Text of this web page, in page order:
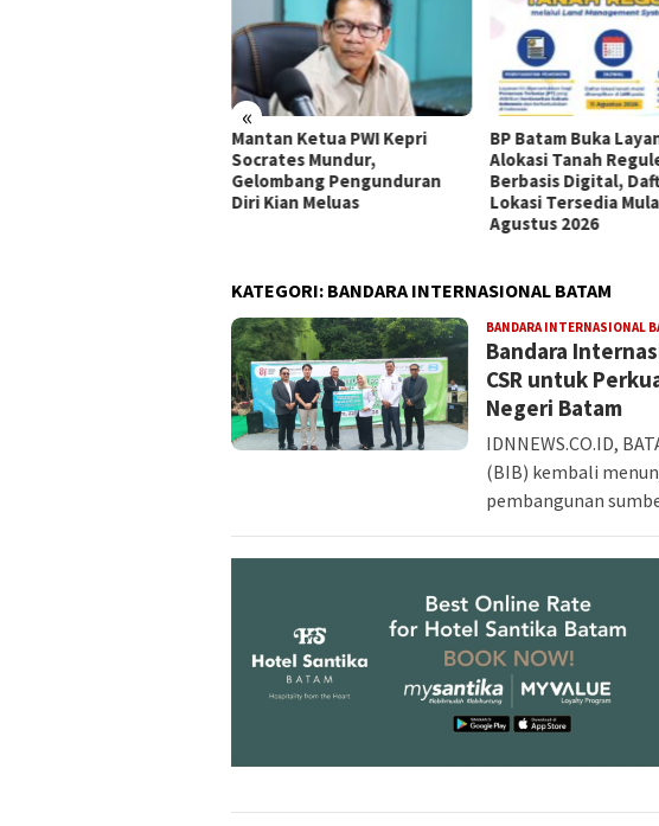
«
Mantan Ketua PWI Kepri
Socrates Mundur,
Gelombang Pengunduran
Diri Kian Meluas
BP Batam Buka
Alokasi Tanah
Berbasis Digital,
Lokasi Tersedia
Agustus 2026
KATEGORI: BANDARA INTERNASIONAL BATAM
BANDARA INTERNASIONAL
Bandara
CSR untuk
Negeri Batam
IDNNEWS.CO.ID,
(BIB) kembali
pembangunan